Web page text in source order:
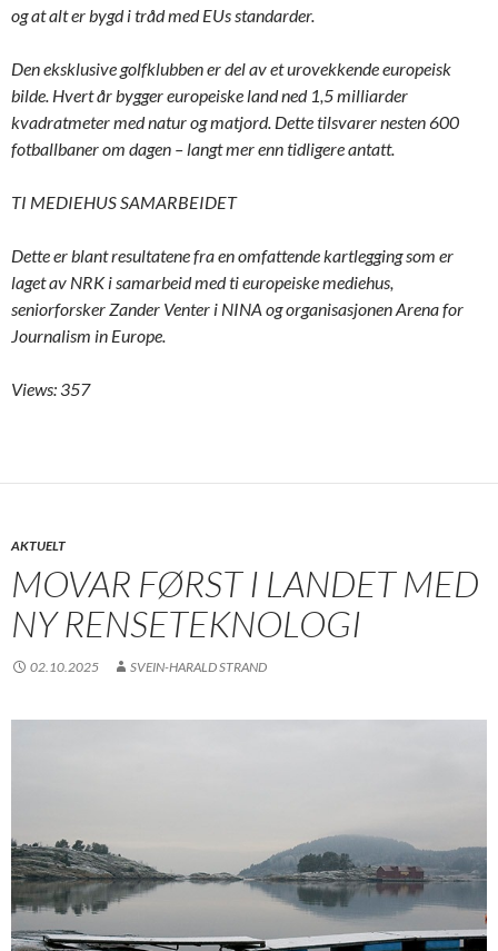
og at alt er bygd i tråd med EUs standarder.
Den eksklusive golfklubben er del av et urovekkende europeisk
bilde. Hvert år bygger europeiske land ned 1,5 milliarder
kvadratmeter med natur og matjord. Dette tilsvarer nesten 600
fotballbaner om dagen – langt mer enn tidligere antatt.
TI MEDIEHUS SAMARBEIDET
Dette er blant resultatene fra en omfattende kartlegging som er
laget av NRK i samarbeid med ti europeiske mediehus,
seniorforsker Zander Venter i NINA og organisasjonen Arena for
Journalism in Europe.
Views: 357
AKTUELT
MOVAR FØRST I LANDET MED
NY RENSETEKNOLOGI
02.10.2025 SVEIN-HARALD STRAND